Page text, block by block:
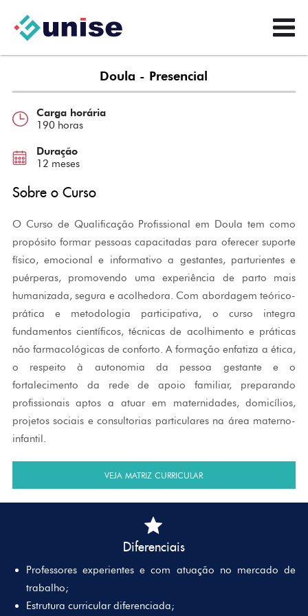
Doula - Presencial
Carga horária
190 horas
Duração
12 meses
Sobre o Curso
O Curso de Qualificação Profissional em Doula tem como
propósito formar pessoas capacitadas para oferecer suporte
físico, emocional e informativo a gestantes, parturientes e
puérperas, promovendo uma experiência de parto mais
humanizada, segura e acolhedora. Com abordagem teórico-
prática e metodologia participativa, o curso integra
fundamentos científicos, técnicas de acolhimento e práticas
não farmacológicas de conforto. A formação enfatiza a ética,
o respeito à autonomia da pessoa gestante e o
fortalecimento da rede de apoio familiar, preparando
profissionais aptos a atuar em maternidades, domicílios,
projetos sociais e consultorias particulares na área materno-
infantil.
VEJA MATRIZ CURRICULAR
Diferenciais
Professores experientes e com atuação no mercado de
trabalho;
Estrutura curricular diferenciada;